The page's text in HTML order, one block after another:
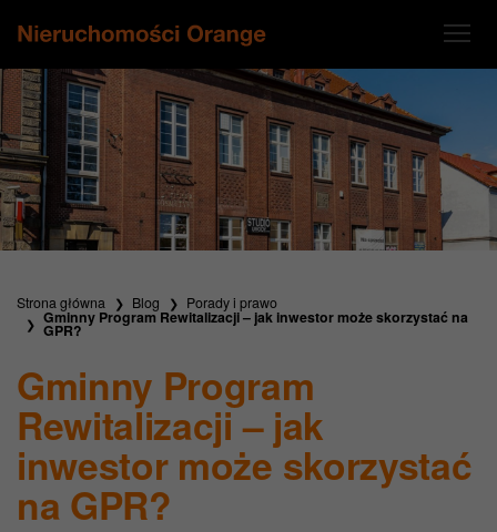
Strona główna Blog Porady i prawo
Gminny Program Rewitalizacji – jak inwestor może skorzystać na
GPR?
Gminny Program
Rewitalizacji – jak
inwestor może skorzystać
na GPR?